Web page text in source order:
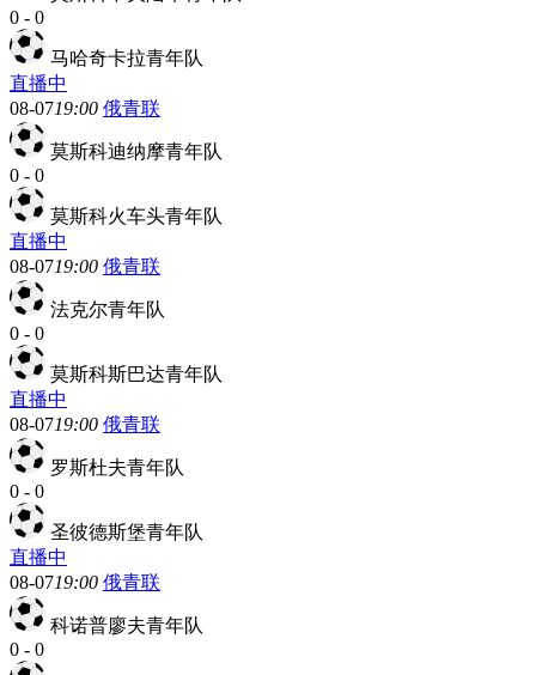
0 - 0
马哈奇卡拉青年队
直播中
08-0719:00 俄青联
莫斯科迪纳摩青年队
0 - 0
莫斯科火车头青年队
直播中
08-0719:00 俄青联
法克尔青年队
0 - 0
莫斯科斯巴达青年队
直播中
08-0719:00 俄青联
罗斯杜夫青年队
0 - 0
圣彼德斯堡青年队
直播中
08-0719:00 俄青联
科诺普廖夫青年队
0 - 0